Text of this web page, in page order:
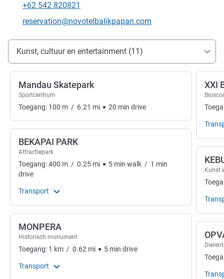
Telefoon
+62 542 820821
E-mailadres voor contact
reservation@novotelbalikpapan.com
Toegang en transport
Kunst, cultuur en entertainment (11)
Mandau Skatepark
Sportcentrum
Toegang: 100 m / 6.21 mi 20 min drive
BEKAPAI PARK
Attractiepark
Toegang:400 m / 0.25 mi 5 min walk / 1 min
drive
Transport
MONPERA
Historisch monument
Toegang: 1 km / 0.62 mi 5 min drive
Transport
XXI
Kunst